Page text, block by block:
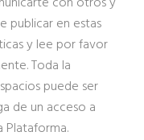
publicar en estas
y lee por favor
Toda la
puede ser
de un acceso a
Plataforma.